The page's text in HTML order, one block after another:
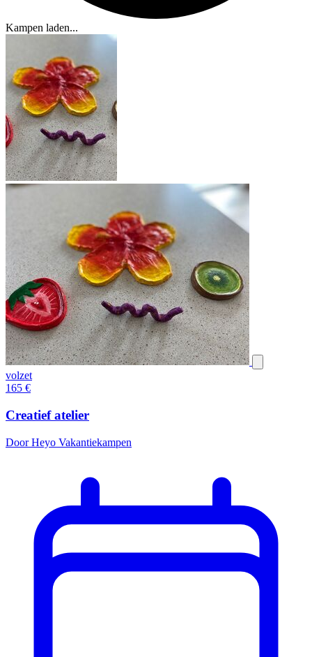
Kampen laden...
volzet
165 €
Creatief atelier
Door Heyo Vakantiekampen